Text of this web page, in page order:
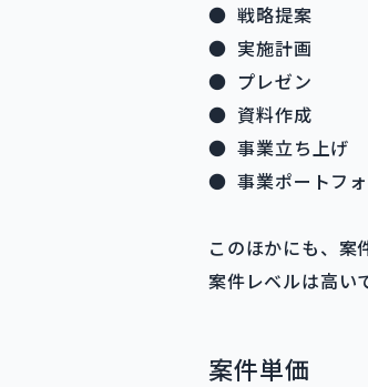
● 戦略提案
● 実施計画
● プレゼン
● 資料作成
● 事業立ち上げ
● 事業ポートフ
このほかにも、案
案件レベルは高い
案件単価